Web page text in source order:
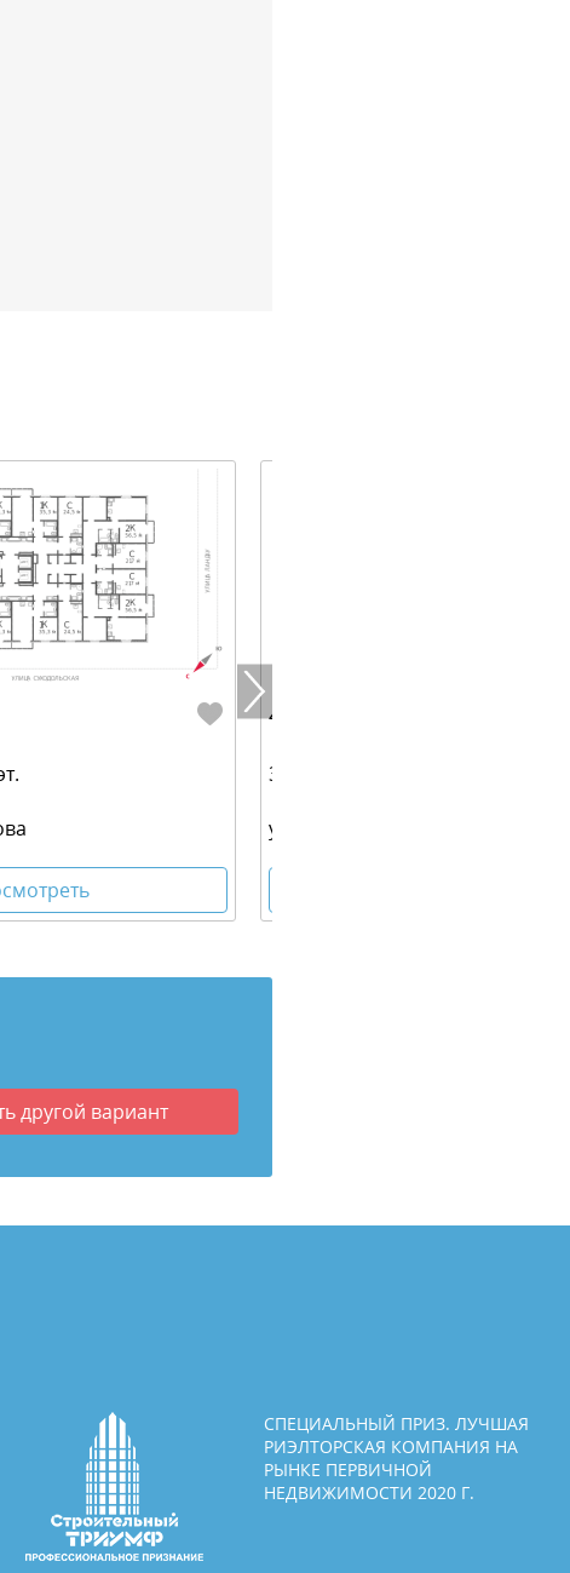
4 308 150 руб.
37.30 м² | 25 - 25 эт.
ул. Евгения Савкова
другой вариант
СПЕЦИАЛЬНЫЙ ПРИЗ. ЛУЧШАЯ
РИЭЛТОРСКАЯ КОМПАНИЯ НА
РЫНКЕ ПЕРВИЧНОЙ
НЕДВИЖИМОСТИ 2020 Г.